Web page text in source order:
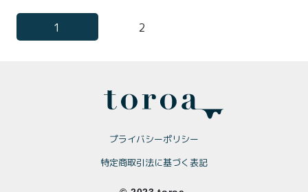
1 2
プライバシーポリシー
特定商取引法に基づく表記